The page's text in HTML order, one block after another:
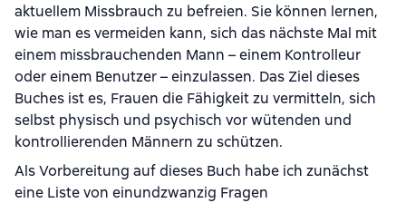
aktuellem Missbrauch zu befreien. Sie können lernen,
wie man es vermeiden kann, sich das nächste Mal mit
einem missbrauchenden Mann – einem Kontrolleur
oder einem Benutzer – einzulassen. Das Ziel dieses
Buches ist es, Frauen die Fähigkeit zu vermitteln, sich
selbst physisch und psychisch vor wütenden und
kontrollierenden Männern zu schützen.
Als Vorbereitung auf dieses Buch habe ich zunächst
eine Liste von einundzwanzig Fragen